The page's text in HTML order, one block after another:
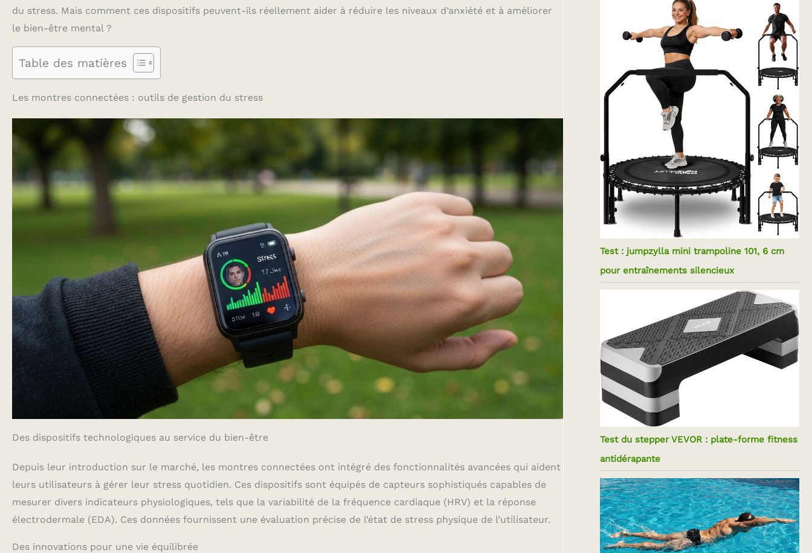
du stress. Mais comment ces dispositifs peuvent-ils réellement aider à réduire les niveaux d’anxiété et à améliorer
le bien-être mental ?
Table des matières
Les montres connectées : outils de gestion du stress
Des dispositifs technologiques au service du bien-être
Depuis leur introduction sur le marché, les montres connectées ont intégré des fonctionnalités avancées qui aident
leurs utilisateurs à gérer leur stress quotidien. Ces dispositifs sont équipés de capteurs sophistiqués capables de
mesurer divers indicateurs physiologiques, tels que la variabilité de la fréquence cardiaque (HRV) et la réponse
électrodermale (EDA). Ces données fournissent une évaluation précise de l’état de stress physique de l’utilisateur.
Des innovations pour une vie équilibrée
Test : jumpzylla mini trampoline 101, 6 cm
pour entraînements silencieux
Test du stepper VEVOR : plate-forme fitness
antidérapante